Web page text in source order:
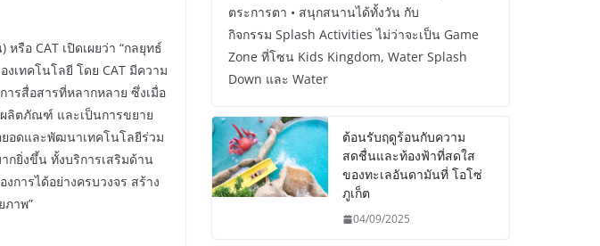
อ CAT เปิดเผยว่า “กลยุทธ์
เทคโนโลยี โดย CAT มีความ
รสื่อสารที่หลากหลาย ซึ่งเมื่อ
ลิตภัณฑ์ และเป็นการขยาย
ยอดและพัฒนาเทคโนโลยีร่วม
กยิ่งขึ้น ทั้งบริการเสริมด้าน
การได้อย่างครบวงจร สร้าง
ภาพ”
ตระการตา • สนุกสนานได้ทั้งวัน กับ
กิจกรรม Splash Activities ไม่ว่าจะเป็น Game
Zone ที่โซน Kids Kingdom, Water Splash
Down และ Water
ต้อนรับฤดูร้อนกับความ
สดชื่นและท้องฟ้าที่สดใส
ของทะเลอันดามันที่ โอโซ่
ภูเก็ต
04/09/2025